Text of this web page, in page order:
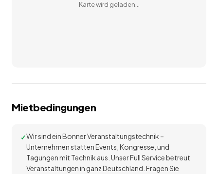
Karte wird geladen…
Mietbedingungen
Wir sind ein Bonner Veranstaltungstechnik –
Unternehmen statten Events, Kongresse, und
Tagungen mit Technik aus. Unser Full Service betreut
Veranstaltungen in ganz Deutschland. Fragen Sie